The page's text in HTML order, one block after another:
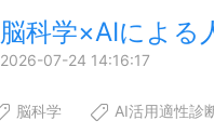
脳科学×AIによる
2026-07-24 14:16:17
脳科学 AI活用適性診